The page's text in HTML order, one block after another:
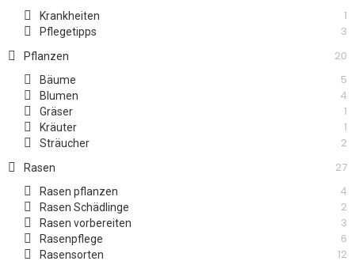
Krankheiten 1
Pflegetipps 3
Pflanzen 20
Bäume 5
Blumen 4
Gräser 1
Kräuter 1
Sträucher 2
Rasen 27
Rasen pflanzen 4
Rasen Schädlinge 2
Rasen vorbereiten 3
Rasenpflege 6
Rasensorten 12